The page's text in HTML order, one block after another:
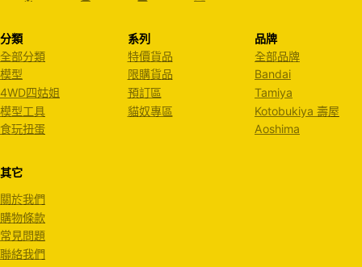
分類
全部分類
模型
4WD四姑姐
模型工具
食玩扭蛋
系列
特價貨品
限購貨品
預訂區
貓奴專區
品牌
全部品牌
Bandai
Tamiya
Kotobukiya 壽屋
Aoshima
其它
關於我們
購物條款
常見問題
聯絡我們